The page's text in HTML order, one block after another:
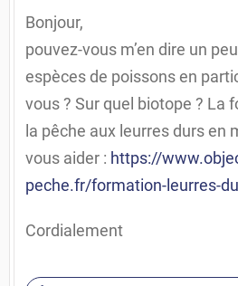
Bonjour,
pouvez-vous m’en dire un
espèces de poissons en
vous ? Sur quel biotope ? La
la pêche aux leurres durs en
vous aider : https://
peche.fr/formation-leurres-
Cordialement